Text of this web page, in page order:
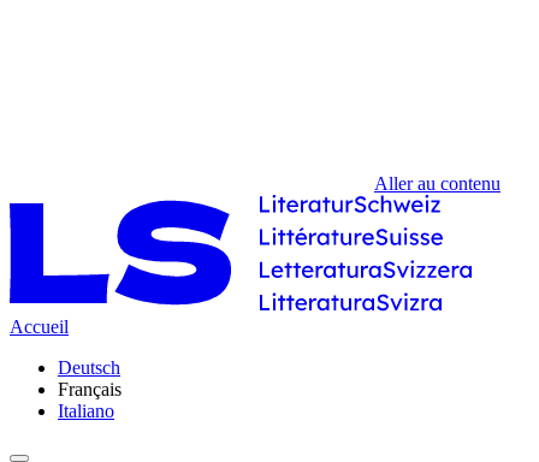
Aller au contenu
Accueil
Deutsch
Français
Italiano